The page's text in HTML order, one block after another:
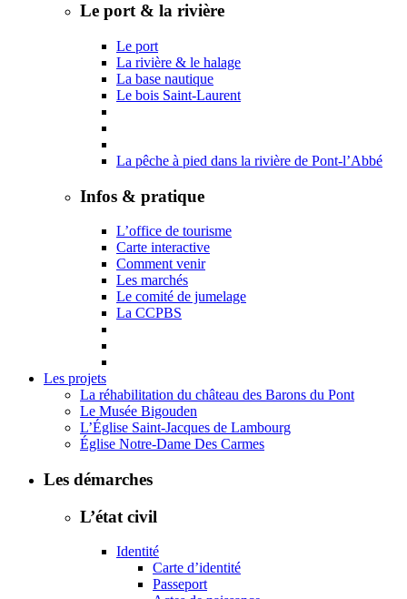
Le port & la rivière
Le port
La rivière & le halage
La base nautique
Le bois Saint-Laurent
La pêche à pied dans la rivière de Pont-l’Abbé
Infos & pratique
L’office de tourisme
Carte interactive
Comment venir
Les marchés
Le comité de jumelage
La CCPBS
Les projets
La réhabilitation du château des Barons du Pont
Le Musée Bigouden
L’Église Saint-Jacques de Lambourg
Église Notre-Dame Des Carmes
Les démarches
L’état civil
Identité
Carte d’identité
Passeport